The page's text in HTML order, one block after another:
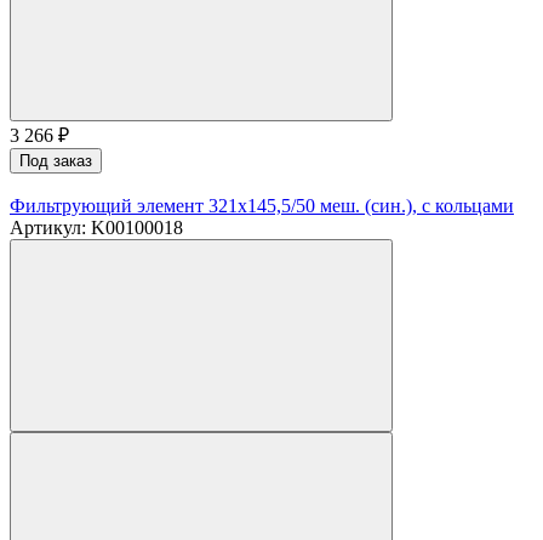
3 266 ₽
Под заказ
Фильтрующий элемент 321х145,5/50 меш. (син.), с кольцами
Артикул: K00100018